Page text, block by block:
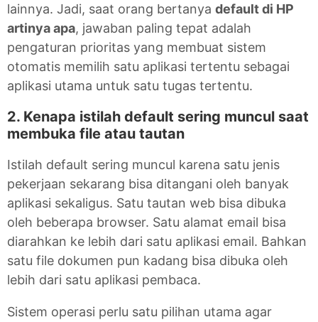
lainnya. Jadi, saat orang bertanya default di HP
artinya apa, jawaban paling tepat adalah
pengaturan prioritas yang membuat sistem
otomatis memilih satu aplikasi tertentu sebagai
aplikasi utama untuk satu tugas tertentu.
2. Kenapa istilah default sering muncul saat
membuka file atau tautan
Istilah default sering muncul karena satu jenis
pekerjaan sekarang bisa ditangani oleh banyak
aplikasi sekaligus. Satu tautan web bisa dibuka
oleh beberapa browser. Satu alamat email bisa
diarahkan ke lebih dari satu aplikasi email. Bahkan
satu file dokumen pun kadang bisa dibuka oleh
lebih dari satu aplikasi pembaca.
Sistem operasi perlu satu pilihan utama agar